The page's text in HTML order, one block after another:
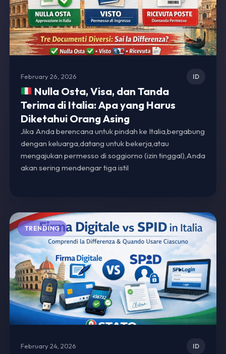
February 26, 2026 ID
Nulla Osta, Visa, dan Tanda
Terima di Italia: Apa yang Harus
Diketahui Orang Asing
Jika Anda berencana untuk pindah ke Italia,bergabung
dengan keluarga,datang untuk bekerja,atau
mengajukan permesso di soggiorno (izin tinggal),Anda
akan sering mendengar tiga istil
TRENDING
February 24, 2026 ID